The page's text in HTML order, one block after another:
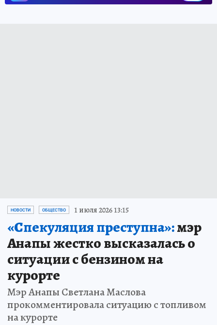
НОВОСТИ ОБЩЕСТВО 1 июля 2026 13:15
«Спекуляция преступна»:мэр
Анапы жестко высказалась о
ситуации с бензином на
курорте
Мэр Анапы Светлана Маслова
прокомментировала ситуацию с топливом
на курорте